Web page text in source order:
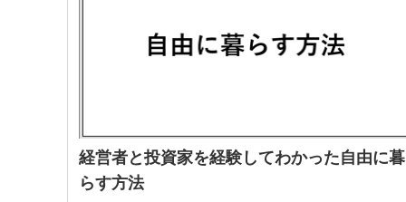
経営者と投資家を経験してわかった自由に暮
らす方法